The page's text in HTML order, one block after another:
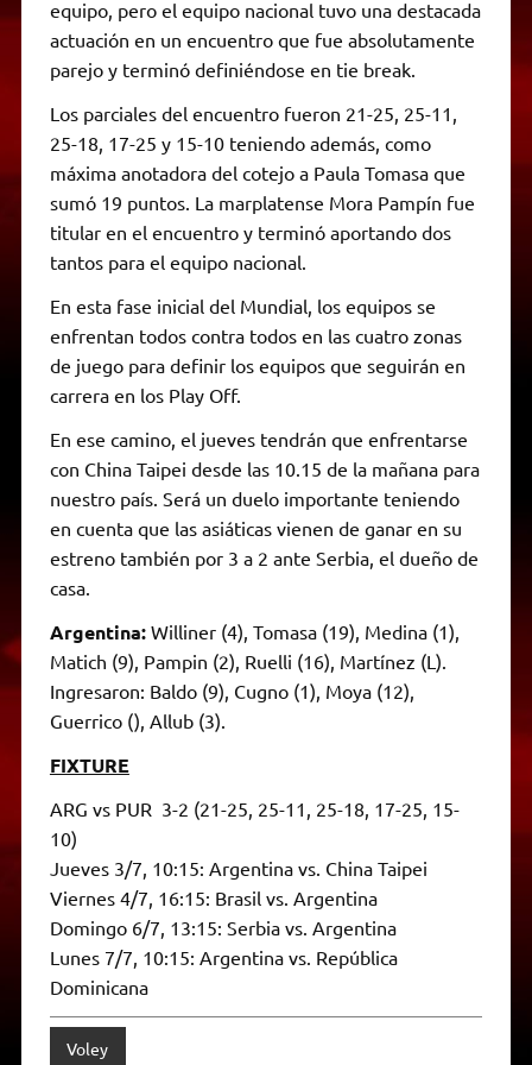
equipo, pero el equipo nacional tuvo una destacada
actuación en un encuentro que fue absolutamente
parejo y terminó definiéndose en tie break.
Los parciales del encuentro fueron 21-25, 25-11,
25-18, 17-25 y 15-10 teniendo además, como
máxima anotadora del cotejo a Paula Tomasa que
sumó 19 puntos. La marplatense Mora Pampín fue
titular en el encuentro y terminó aportando dos
tantos para el equipo nacional.
En esta fase inicial del Mundial, los equipos se
enfrentan todos contra todos en las cuatro zonas
de juego para definir los equipos que seguirán en
carrera en los Play Off.
En ese camino, el jueves tendrán que enfrentarse
con China Taipei desde las 10.15 de la mañana para
nuestro país. Será un duelo importante teniendo
en cuenta que las asiáticas vienen de ganar en su
estreno también por 3 a 2 ante Serbia, el dueño de
casa.
Argentina: Williner (4), Tomasa (19), Medina (1),
Matich (9), Pampin (2), Ruelli (16), Martínez (L).
Ingresaron: Baldo (9), Cugno (1), Moya (12),
Guerrico (), Allub (3).
FIXTURE
ARG vs PUR 3-2 (21-25, 25-11, 25-18, 17-25, 15-
10)
Jueves 3/7, 10:15: Argentina vs. China Taipei
Viernes 4/7, 16:15: Brasil vs. Argentina
Domingo 6/7, 13:15: Serbia vs. Argentina
Lunes 7/7, 10:15: Argentina vs. República
Dominicana
Voley